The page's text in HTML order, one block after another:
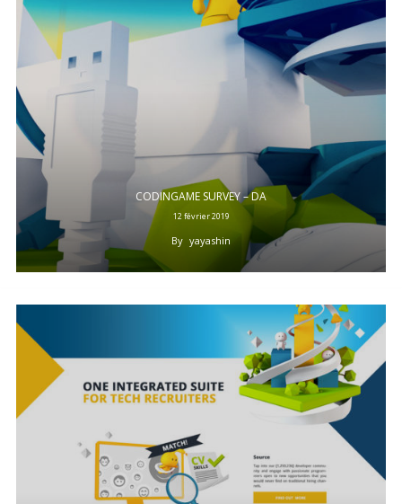
CODINGAME SURVEY – DA
12 février 2019
By yayashin